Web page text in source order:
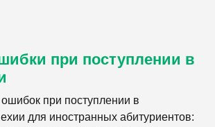
при поступлении в
при поступлении в
для иностранных абитуриентов: